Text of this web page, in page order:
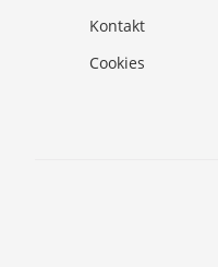
Kontakt
Cookies